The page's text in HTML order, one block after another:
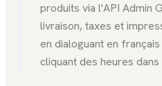
produits via l'API Admin
livraison, taxes et
en dialoguant en
cliquant des heures